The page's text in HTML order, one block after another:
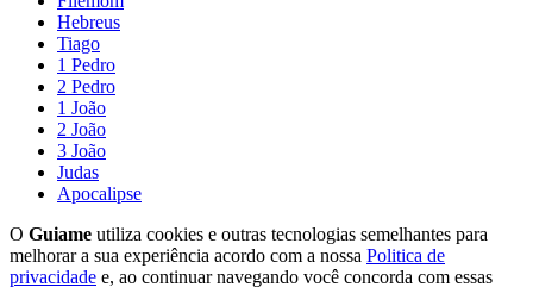
Hebreus
Tiago
1 Pedro
2 Pedro
1 João
2 João
3 João
Judas
Apocalipse
O Guiame utiliza cookies e outras tecnologias semelhantes para
melhorar a sua experiência acordo com a nossa Politica de
privacidade e, ao continuar navegando você concorda com essas